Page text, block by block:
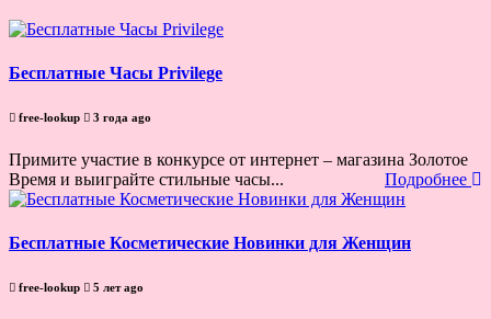
Бесплатные Часы Privilege
free-lookup 3 года ago
Примите участие в конкурсе от интернет – магазина Золотое
Время и выиграйте стильные часы...
Подробнее
Бесплатные Косметические Новинки для Женщин
free-lookup 5 лет ago